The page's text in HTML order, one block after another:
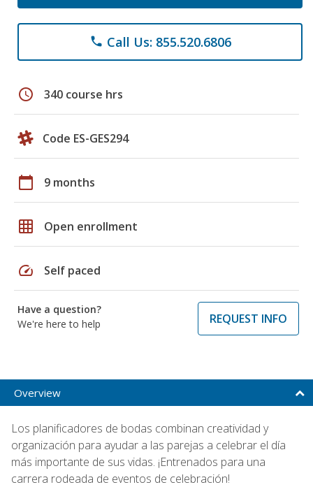
phone Call Us: 855.520.6806
schedule 340 course hrs
Code ES-GES294
calendar_today 9 months
grid_on Open enrollment
speed Self paced
Have a question?
We're here to help
REQUEST INFO
Overview
Los planificadores de bodas combinan creatividad y
organización para ayudar a las parejas a celebrar el día
más importante de sus vidas. ¡Entrenados para una
carrera rodeada de eventos de celebración!